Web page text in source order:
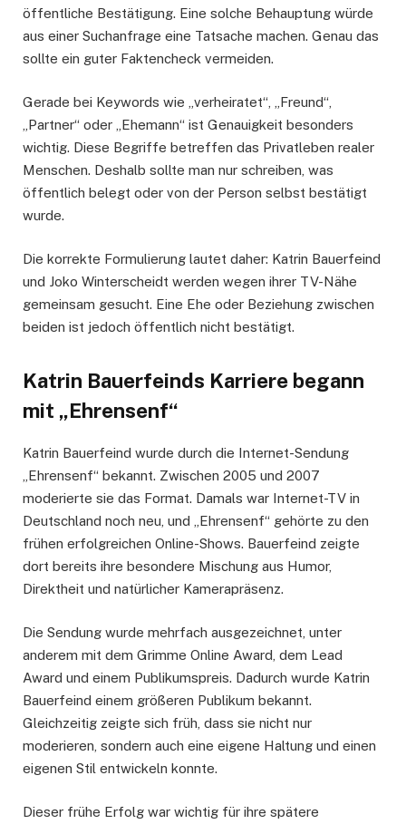
öffentliche Bestätigung. Eine solche Behauptung würde
aus einer Suchanfrage eine Tatsache machen. Genau das
sollte ein guter Faktencheck vermeiden.
Gerade bei Keywords wie „verheiratet“, „Freund“,
„Partner“ oder „Ehemann“ ist Genauigkeit besonders
wichtig. Diese Begriffe betreffen das Privatleben realer
Menschen. Deshalb sollte man nur schreiben, was
öffentlich belegt oder von der Person selbst bestätigt
wurde.
Die korrekte Formulierung lautet daher: Katrin Bauerfeind
und Joko Winterscheidt werden wegen ihrer TV-Nähe
gemeinsam gesucht. Eine Ehe oder Beziehung zwischen
beiden ist jedoch öffentlich nicht bestätigt.
Katrin Bauerfeinds Karriere begann
mit „Ehrensenf“
Katrin Bauerfeind wurde durch die Internet-Sendung
„Ehrensenf“ bekannt. Zwischen 2005 und 2007
moderierte sie das Format. Damals war Internet-TV in
Deutschland noch neu, und „Ehrensenf“ gehörte zu den
frühen erfolgreichen Online-Shows. Bauerfeind zeigte
dort bereits ihre besondere Mischung aus Humor,
Direktheit und natürlicher Kamerapräsenz.
Die Sendung wurde mehrfach ausgezeichnet, unter
anderem mit dem Grimme Online Award, dem Lead
Award und einem Publikumspreis. Dadurch wurde Katrin
Bauerfeind einem größeren Publikum bekannt.
Gleichzeitig zeigte sich früh, dass sie nicht nur
moderieren, sondern auch eine eigene Haltung und einen
eigenen Stil entwickeln konnte.
Dieser frühe Erfolg war wichtig für ihre spätere